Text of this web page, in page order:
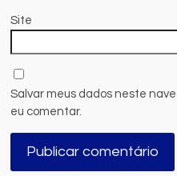
Site
Salvar meus dados neste
eu comentar.